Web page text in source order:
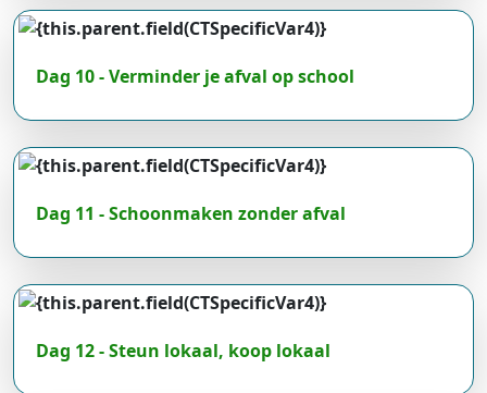
Dag 10 - Verminder je afval op school
Dag 11 - Schoonmaken zonder afval
Dag 12 - Steun lokaal, koop lokaal